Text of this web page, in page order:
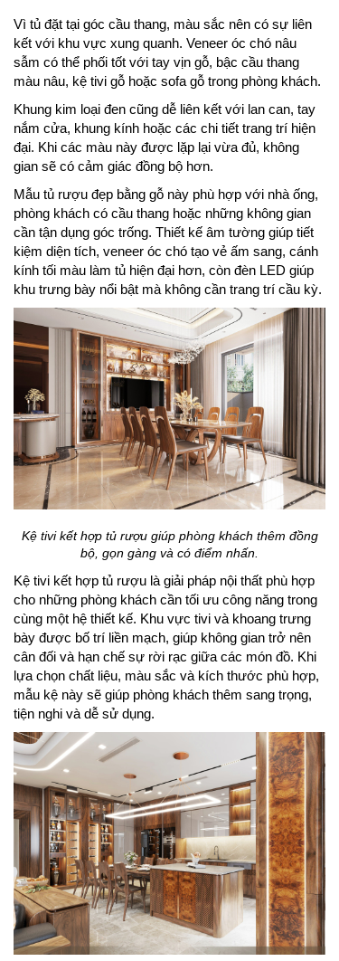
Vì tủ đặt tại góc cầu thang, màu sắc nên có sự liên
kết với khu vực xung quanh. Veneer óc chó nâu
sẫm có thể phối tốt với tay vịn gỗ, bậc cầu thang
màu nâu, kệ tivi gỗ hoặc sofa gỗ trong phòng khách.
Khung kim loại đen cũng dễ liên kết với lan can, tay
nắm cửa, khung kính hoặc các chi tiết trang trí hiện
đại. Khi các màu này được lặp lại vừa đủ, không
gian sẽ có cảm giác đồng bộ hơn.
Mẫu tủ rượu đẹp bằng gỗ này phù hợp với nhà ống,
phòng khách có cầu thang hoặc những không gian
cần tận dụng góc trống. Thiết kế âm tường giúp tiết
kiệm diện tích, veneer óc chó tạo vẻ ấm sang, cánh
kính tối màu làm tủ hiện đại hơn, còn đèn LED giúp
khu trưng bày nổi bật mà không cần trang trí cầu kỳ.
Kệ tivi kết hợp tủ rượu giúp phòng khách thêm đồng
bộ, gọn gàng và có điểm nhấn.
Kệ tivi kết hợp tủ rượu là giải pháp nội thất phù hợp
cho những phòng khách cần tối ưu công năng trong
cùng một hệ thiết kế. Khu vực tivi và khoang trưng
bày được bố trí liền mạch, giúp không gian trở nên
cân đối và hạn chế sự rời rạc giữa các món đồ. Khi
lựa chọn chất liệu, màu sắc và kích thước phù hợp,
mẫu kệ này sẽ giúp phòng khách thêm sang trọng,
tiện nghi và dễ sử dụng.